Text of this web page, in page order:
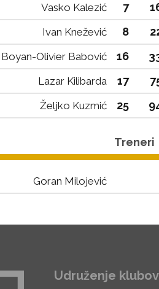
Vasko Kalezić 7
Ivan Knežević 8
Boyan-Olivier Babović
16
Lazar Kilibarda 17
Željko Kuzmić
25
Treneri
Goran Milojević
Udruženje